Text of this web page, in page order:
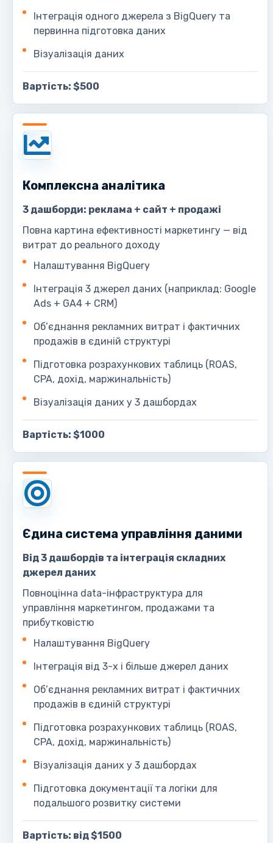
Інтеграція одного джерела з BigQuery та
первинна підготовка даних
Візуалізація даних
Вартість: $500
Комплексна аналітика
3 дашборди: реклама + сайт + продажі
Повна картина ефективності маркетингу — від
витрат до реального доходу
Налаштування BigQuery
Інтеграція 3 джерел даних (наприклад: Google
Ads + GA4 + CRM)
Об’єднання рекламних витрат і фактичних
продажів в єдиній структурі
Підготовка розрахункових таблиць (ROAS,
CPA, дохід, маржинальність)
Візуалізація даних у 3 дашбордах
Вартість: $1000
Єдина система управління даними
Від 3 дашбордів та інтеграція складних
джерел даних
Повноцінна data-інфраструктура для
управління маркетингом, продажами та
прибутковістю
Налаштування BigQuery
Інтеграція від 3-х і більше джерел даних
Об’єднання рекламних витрат і фактичних
продажів в єдиній структурі
Підготовка розрахункових таблиць (ROAS,
CPA, дохід, маржинальність)
Візуалізація даних у 3 дашбордах
Підготовка документації та логіки для
подальшого розвитку системи
Вартість: від $1500